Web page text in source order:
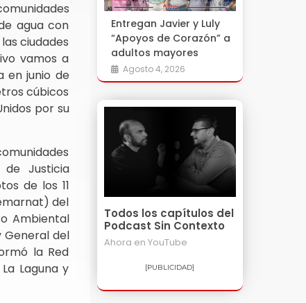
agua con
ciudades
vamos a
en junio de
cúbicos
por su
de Justicia
de los 11
del
Ambiental
General del
la Red
Laguna y
Entregan Javier y Luly
“Apoyos de Corazón” a
adultos mayores
Agosto 4, 2026
Todos los capítulos del
Podcast Sin Contexto
Ahora en YouTube
[PUBLICIDAD]